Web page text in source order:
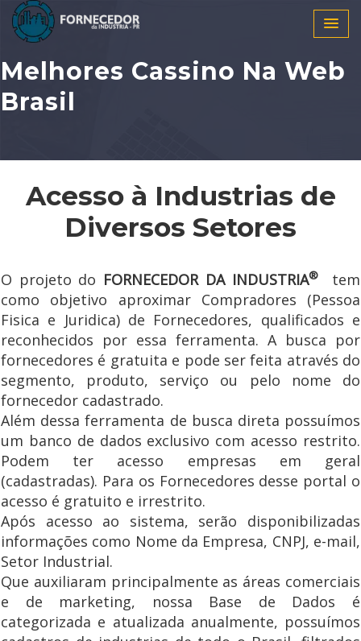
Melhores Cassino Na Web
Brasil
Acesso à Industrias de
Diversos Setores
O projeto do FORNECEDOR DA INDUSTRIA®tem
como objetivo aproximar Compradores (Pessoa
Fisica e Juridica) de Fornecedores, qualificados e
reconhecidos por essa ferramenta. A busca por
fornecedores é gratuita e pode ser feita através do
segmento, produto, serviço ou pelo nome do
fornecedor cadastrado.
Além dessa ferramenta de busca direta possuímos
um banco de dados exclusivo com acesso restrito.
Podem ter acesso empresas em geral
(cadastradas). Para os Fornecedores desse portal o
acesso é gratuito e irrestrito.
Após acesso ao sistema, serão disponibilizadas
informações como Nome da Empresa, CNPJ, e-mail,
Setor Industrial.
Que auxiliaram principalmente as áreas comerciais
e de marketing, nossa Base de Dados é
categorizada e atualizada anualmente, possuímos